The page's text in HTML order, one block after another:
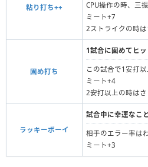
粘り打ち++
CPU操作の時、三
ミート+7
2ストライクの時
固め打ち
1試合に固めてヒッ
この試合で1安打
ミート+4
2安打以上の時は
ラッキーボーイ
試合中に幸運なこ
相手のエラー率は
ミート+3